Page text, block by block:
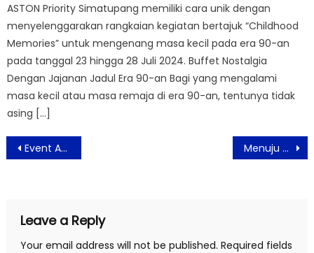
ASTON Priority Simatupang memiliki cara unik dengan
menyelenggarakan rangkaian kegiatan bertajuk “Childhood
Memories” untuk mengenang masa kecil pada era 90-an
pada tanggal 23 hingga 28 Juli 2024. Buffet Nostalgia
Dengan Jajanan Jadul Era 90-an Bagi yang mengalami
masa kecil atau masa remaja di era 90-an, tentunya tidak
asing […]
Post
navigation
Event Akhir Tahun Hotel 88 Mangga Besar VIII Penuh Hiburan dan Dekorasi Futuristik Menuju Galaksi Baru dalam Perayaan Tahun Baru “The Youniverse” bersama Vertu & Yello Hotel Harmoni Jakarta
Leave a Reply
Your email address will not be published. Required fields